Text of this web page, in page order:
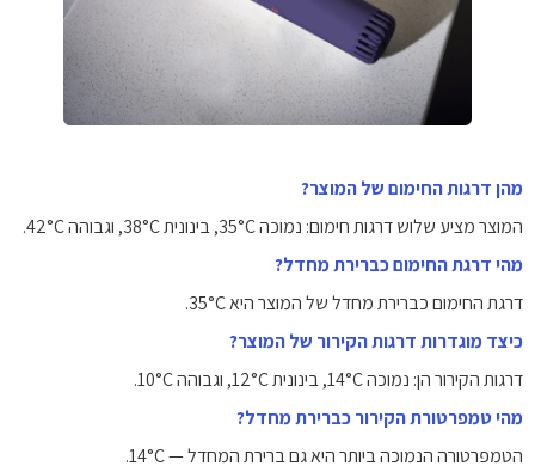
מהן דרגות החימום של המוצר?
המוצר מציע שלוש דרגות חימום: נמוכה 35°C, בינונית 38°C, וגבוהה 42°C.
מהי דרגת החימום כברירת מחדל?
דרגת החימום כברירת מחדל של המוצר היא 35°C.
כיצד מוגדרות דרגות הקירור של המוצר?
דרגות הקירור הן: נמוכה 14°C, בינונית 12°C, וגבוהה 10°C.
מהי טמפרטורת הקירור כברירת מחדל?
הטמפרטורה הנמוכה ביותר היא גם ברירת המחדל — 14°C.